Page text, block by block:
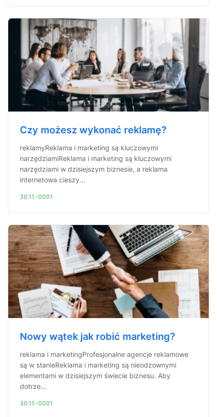
Czy możesz wykonać reklamę?
reklamyReklama i marketing są kluczowymi
narzędziamiReklama i marketing są kluczowymi
narzędziami w dzisiejszym biznesie, a reklama
internetowa cieszy...
30.11.-0001
Nowy wątek jak robić marketing?
reklama i marketingProfesjonalne agencje reklamowe
są w stanieReklama i marketing są nieodzownymi
elementami w dzisiejszym świecie biznesu. Aby
dotrze...
30.11.-0001